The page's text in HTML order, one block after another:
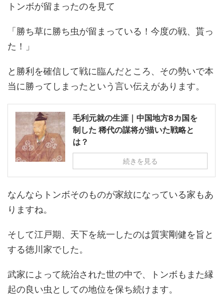
トンボが留まったのを見て
「勝ち草に勝ち虫が留まっている！今度の戦、貰っ
た！」
と勝利を確信して戦に臨んだところ、その勢いで本
当に勝ってしまったという言い伝えがあります。
毛利元就の生涯｜中国地方8カ国を
制した 稀代の謀将が描いた戦略と
は？
続きを見る
なんならトンボそのものが家紋になっている家もあ
りますね。
そして江戸期、天下を統一したのは質実剛健を旨と
する徳川家でした。
武家によって統治された世の中で、トンボもまた縁
起の良い虫としての地位を保ち続けます。